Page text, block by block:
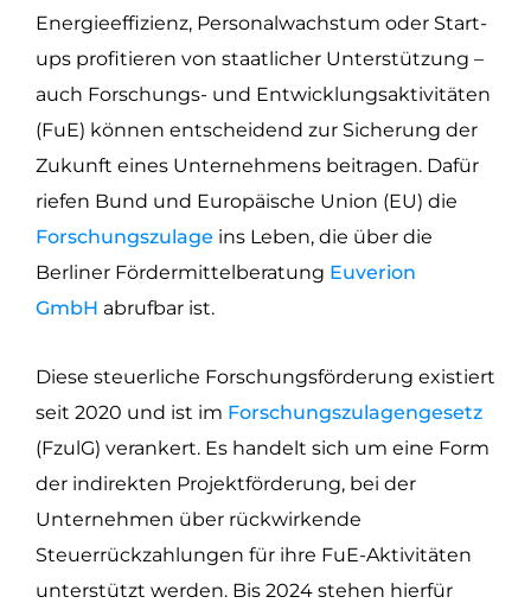
Energieeffizienz, Personalwachstum oder Start-
ups profitieren von staatlicher Unterstützung –
auch Forschungs- und Entwicklungsaktivitäten
(FuE) können entscheidend zur Sicherung der
Zukunft eines Unternehmens beitragen. Dafür
riefen Bund und Europäische Union (EU) die
Forschungszulage ins Leben, die über die
Berliner Fördermittelberatung Euverion
GmbH abrufbar ist.
Diese steuerliche Forschungsförderung existiert
seit 2020 und ist im Forschungszulagengesetz
(FzulG) verankert. Es handelt sich um eine Form
der indirekten Projektförderung, bei der
Unternehmen über rückwirkende
Steuerrückzahlungen für ihre FuE-Aktivitäten
unterstützt werden. Bis 2024 stehen hierfür